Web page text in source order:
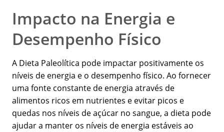
Impacto na Energia e
Desempenho Físico
A Dieta Paleolítica pode impactar positivamente os
níveis de energia e o desempenho físico. Ao fornecer
uma fonte constante de energia através de
alimentos ricos em nutrientes e evitar picos e
quedas nos níveis de açúcar no sangue, a dieta pode
ajudar a manter os níveis de energia estáveis ao